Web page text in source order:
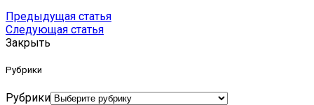
Предыдущая статья
Следующая статья
Закрыть
Рубрики
Рубрики